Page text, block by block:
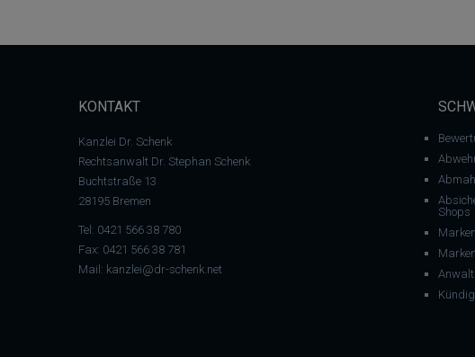
KONTAKT
Kanzlei Dr. Schenk
Rechtsanwalt Dr. Stephan Schenk
Buchtstraße 13
28195 Bremen
Tel: 0421 566 38 780
Fax: 0421 566 38 781
Mail: kanzlei@dr-schenk.net
Shops
Anwalt